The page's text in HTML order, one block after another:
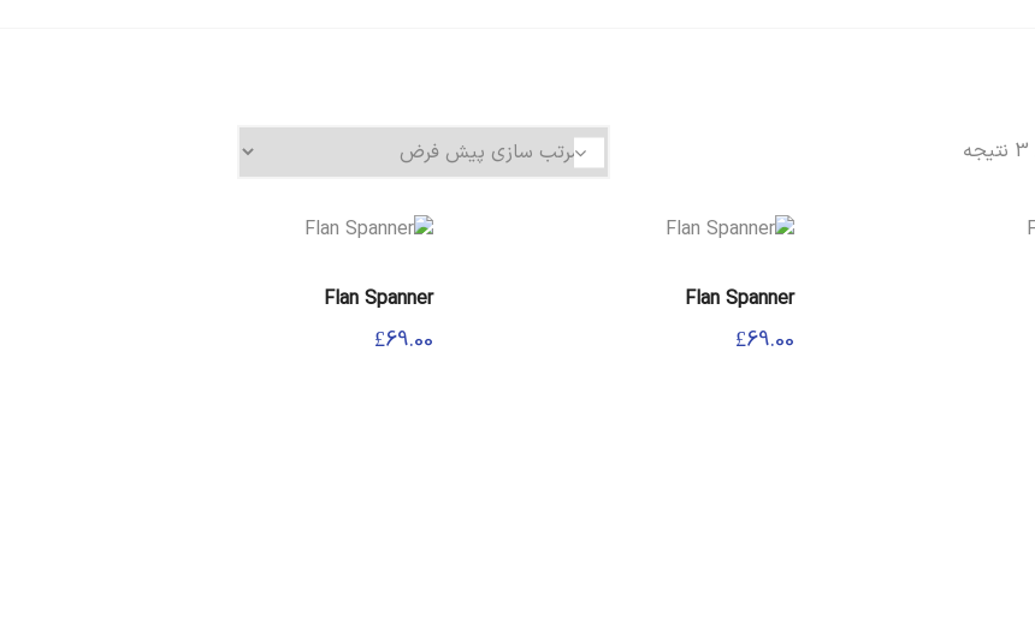
Flan Spanner
£69.00
Flan Spanner
£69.00